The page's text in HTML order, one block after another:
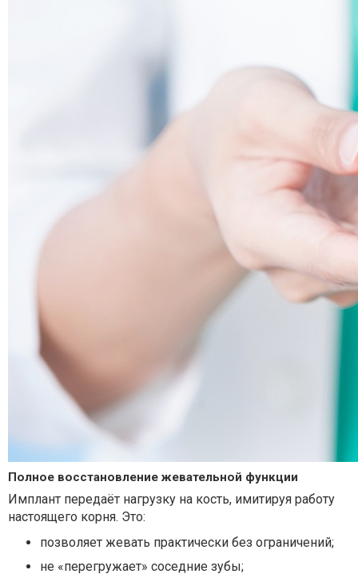
Полное восстановление жевательной функции
Имплант передаёт нагрузку на кость, имитируя работу
настоящего корня. Это:
позволяет жевать практически без ограничений;
не «перегружает» соседние зубы;